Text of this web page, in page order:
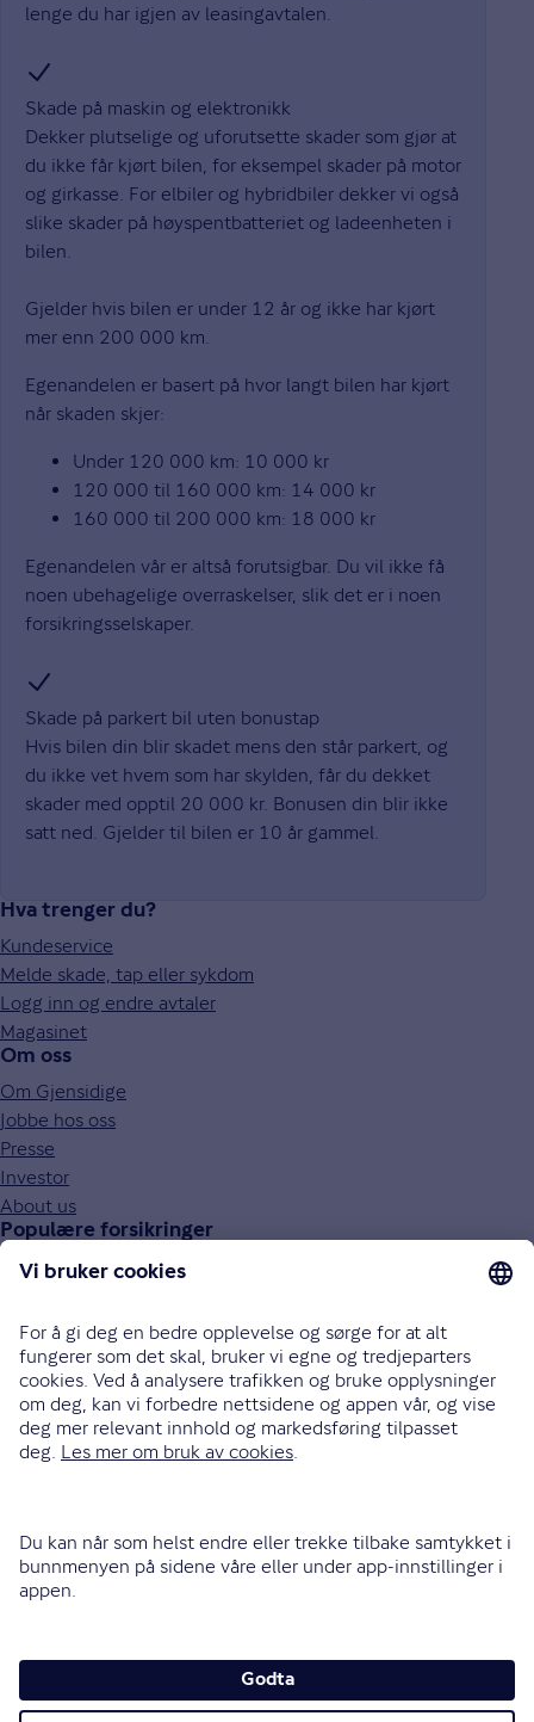
lenge du har igjen av leasingavtalen.
Skade på maskin og elektronikk
Dekker plutselige og uforutsette skader som gjør at
du ikke får kjørt bilen, for eksempel skader på motor
og girkasse. For elbiler og hybridbiler dekker vi også
slike skader på høyspentbatteriet og ladeenheten i
bilen.
Gjelder hvis bilen er under 12 år og ikke har kjørt
mer enn 200 000 km.
Egenandelen er basert på hvor langt bilen har kjørt
når skaden skjer:
Under 120 000 km: 10 000 kr
120 000 til 160 000 km: 14 000 kr
160 000 til 200 000 km: 18 000 kr
Egenandelen vår er altså forutsigbar. Du vil ikke få
noen ubehagelige overraskelser, slik det er i noen
forsikringsselskaper.
Skade på parkert bil uten bonustap
Hvis bilen din blir skadet mens den står parkert, og
du ikke vet hvem som har skylden, får du dekket
skader med opptil 20 000 kr. Bonusen din blir ikke
satt ned. Gjelder til bilen er 10 år gammel.
Hva trenger du?
Kundeservice
Melde skade, tap eller sykdom
Logg inn og endre avtaler
Magasinet
Om oss
Om Gjensidige
Jobbe hos oss
Presse
Investor
About us
Populære forsikringer
Bilforsikring
Innboforsikring
Husforsikring
Livsforsikring
Barneforsikring
Alle forsikringer
915 03 100
LinkedIn
Facebook
Personvern og sikkerhet